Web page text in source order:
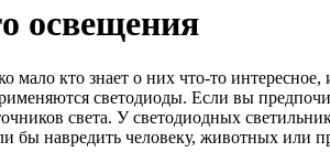
освещения
кто знает о них что-то
светодиоды. Если вы
света. У светодиодных
бы навредить человеку, животных или